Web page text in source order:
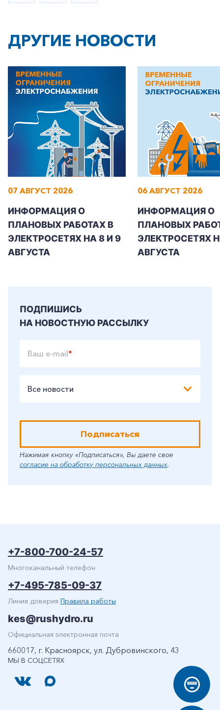
ДРУГИЕ НОВОСТИ
07 АВГУСТ 2026
ИНФОРМАЦИЯ О
ПЛАНОВЫХ РАБОТАХ В
ЭЛЕКТРОСЕТЯХ НА 8 И 9
АВГУСТА
06 АВГУСТ 2026
ИНФОРМАЦИЯ О
ПЛАНОВЫХ
ЭЛЕКТРОСЕТЯХ
АВГУСТА
ПОДПИШИСЬ
НА НОВОСТНУЮ РАССЫЛКУ
Ваш e-mail*
Все новости
Подписаться
Нажимая кнопку «Подписаться», Вы даете свое
согласие на обработку персональных данных.
МЫ В СОЦСЕТЯХ
+7-800-700-24-57
Многоканальный телефон
+7-495-785-09-37
Линия доверия Правила работы
kes@rushydro.ru
Официальная электронная почта
660017, г. Красноярск, ул. Дубровинского, 43